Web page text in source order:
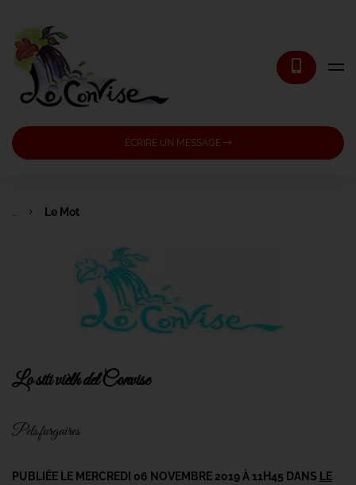
ÉCRIRE UN MESSAGE
Le Mot
Lo siti vièlh del Convise
Pels furgaires
PUBLIÉE LE MERCREDI 06 NOVEMBRE 2019 À 11H45 DANS LE